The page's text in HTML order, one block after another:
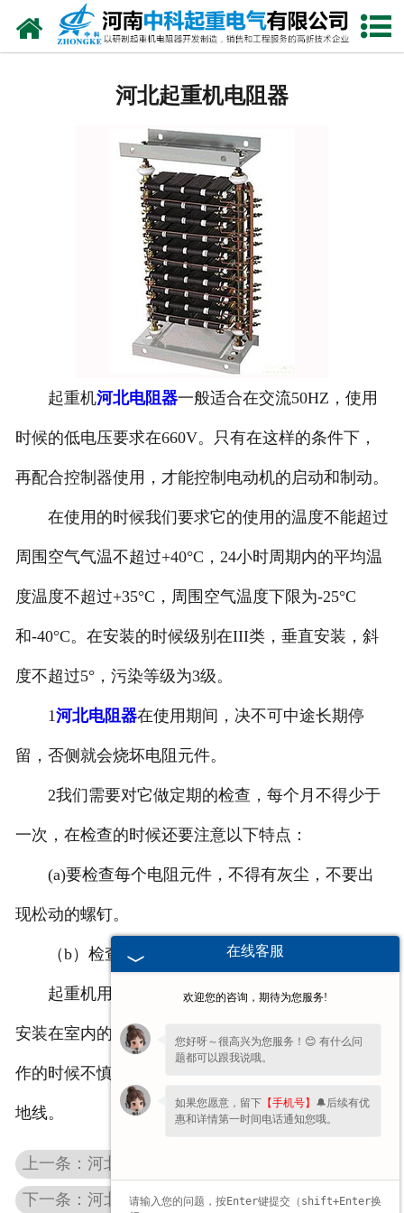
网站首页
河北电抗器
河北电控柜
河北联动控制台
河北电气控制系统
河北频敏变阻器
河北主令控制器
河北滤波器
河北触头总成
河北起重机电阻器
起重机河北电阻器一般适合在交流50HZ，使用
时候的低电压要求在660V。只有在这样的条件下，
再配合控制器使用，才能控制电动机的启动和制动。
在使用的时候我们要求它的使用的温度不能超过
周围空气气温不超过+40°C，24小时周期内的平均温
度温度不超过+35°C，周围空气温度下限为-25°C
和-40°C。在安装的时候级别在III类，垂直安装，斜
度不超过5°，污染等级为3级。
1河北电阻器在使用期间，决不可中途长期停
留，否侧就会烧坏电阻元件。
2我们需要对它做定期的检查，每个月不得少于
一次，在检查的时候还要注意以下特点：
(a)要检查每个电阻元件，不得有灰尘，不要出
现松动的螺钉。
（b）检查电阻元件，不得出现短接现象。
起重机用的电阻器的制成都是敞开式，一般都是
安装在室内的，不多要加遮拦，以防让工作人员在工
作的时候不慎重点，为了保障安全，还需要安装有接
地线。
上一条：河北变频制动电阻柜
下一条：河北铁络铝电阻器
在线客服
欢迎您的咨询，期待为您服务!
您好呀～很高兴为您服务！😊 有什么问
题都可以跟我说哦。
如果您愿意，留下 【手机号】 🔔后续有优
惠和详情第一时间电话通知您哦。